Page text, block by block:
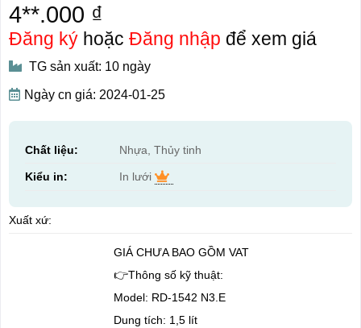
4**.000 ₫
Đăng kýhoặc Đăng nhập để xem giá
TG sản xuất: 10 ngày
Ngày cn giá: 2024-01-25
Chất liệu: Nhựa, Thủy tinh
Kiểu in: In lưới
Xuất xứ:
GIÁ CHƯA BAO GỒM VAT
👉Thông số kỹ thuật:
Model: RD-1542 N3.E
Dung tích: 1,5 lít